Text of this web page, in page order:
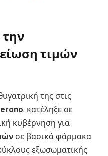
τιμών
της στις
, κατέληξε σε
κυβέρνηση για
σε βασικά φάρμακα
εξωσωματικής